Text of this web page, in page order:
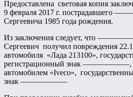
Предоставлена световая копия
9 февраля 2017 г.
Сергеевича 1985 года рождения.
Из заключения следует, что
Сергеевич получил повреждения
автомобиля «Лада 213100»,
регистрационный знак ——————,
автомобилем «Iveco»,
знак ——————